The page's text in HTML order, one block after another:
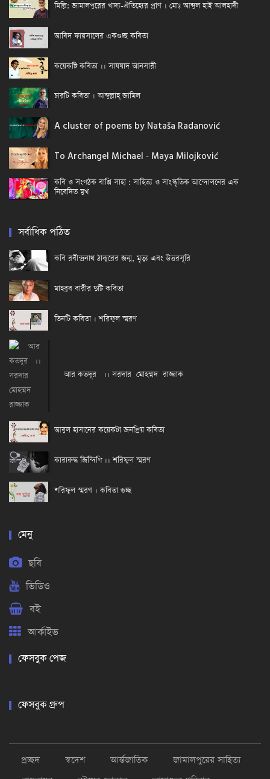
মিল্লি: জামালপুরের খাদ্য-ঐতিহ্যের প্রাণ । মোঃ আব্দুল হাই আলহাদী
আবিদ ফায়সালের একগুচ্ছ কবিতা
কয়েকটি কবিতা ।। সাযযাদ আনসারী
চারটি কবিতা । আব্দুল্লাহ্ জামিল
A cluster of poems by Nataša Radanović
To Archangel Michael - Maya Milojković
কবি ও সংগঠক বাপ্পি সাহা : সাহিত্য ও সাংস্কৃতিক আন্দোলনের এক
নিবেদিত মুখ
সর্বাধিক পঠিত
কবি রবীন্দ্রনাথ ঠাকুরের জন্ম, মৃত্যু এবং উত্তরসূরি
মাহবুব বারীর দুটি কবিতা
তিনটি কবিতা । শরিফুল স্মরণ
আর কতদূর ।। সরদার মোহম্মদ রাজ্জাক
আবুল হাসানের কয়েকটা জনপ্রিয় কবিতা
কারারুদ্ধ জিন্দিগি ।। শরিফুল স্মরণ
শরিফুল স্মরণ । কবিতা গুচ্ছ
মেনু
ছবি
ভিডিও
বই
আর্কাইভ
ফেসবুক পেজ
ফেসবুক গ্রুপ
প্রচ্ছদ স্বদেশ আর্ন্তজাতিক
জামালপুরের সাহিত্য